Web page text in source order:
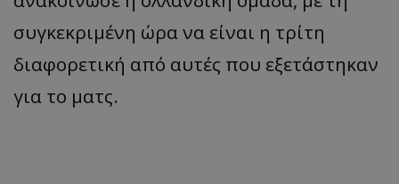
συγκεκριμένη ώρα να είναι η τρίτη
διαφορετική από αυτές που εξετάστηκαν
για το ματς.